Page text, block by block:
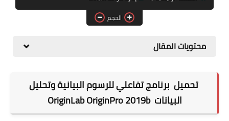
برامج التصميمالحجم
محتويات المقال
تحميل برنامج تفاعلي للرسوم البيانية وتحليل
البيانات OriginLab OriginPro 2019b